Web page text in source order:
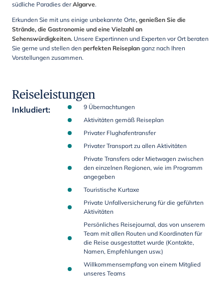
südliche Paradies derAlgarve.
Erkunden Sie mit uns einige unbekannte Orte, genießen Sie die
Strände, die Gastronomie und eine Vielzahl an
Sehenswürdigkeiten. Unsere Expertinnen und Experten vor Ort beraten
Sie gerne und stellen den perfekten Reiseplan ganz nach Ihren
Vorstellungen zusammen.
Reiseleistungen
Inkludiert:
9 Übernachtungen
Aktivitäten gemäß Reiseplan
Privater Flughafentransfer
Privater Transport zu allen Aktivitäten
Private Transfers oder Mietwagen zwischen
den einzelnen Regionen, wie im Programm
angegeben
Touristische Kurtaxe
Private Unfallversicherung für die geführten
Aktivitäten
Persönliches Reisejournal, das von unserem
Team mit allen Routen und Koordinaten für
die Reise ausgestattet wurde (Kontakte,
Namen, Empfehlungen usw.)
Willkommensempfang von einem Mitglied
unseres Teams